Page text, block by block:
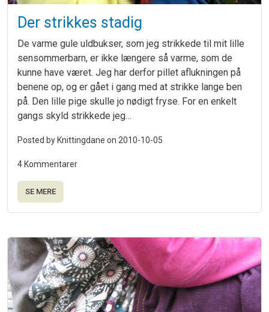
Der strikkes stadig
De varme gule uldbukser, som jeg strikkede til mit lille
sensommerbarn, er ikke længere så varme, som de
kunne have været. Jeg har derfor pillet aflukningen på
benene op, og er gået i gang med at strikke lange ben
på. Den lille pige skulle jo nødigt fryse. For en enkelt
gangs skyld strikkede jeg…
Posted by Knittingdane on 2010-10-05
4 Kommentarer
SE MERE